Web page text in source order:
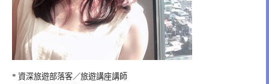
* 資深旅遊部落客／旅遊講座講師